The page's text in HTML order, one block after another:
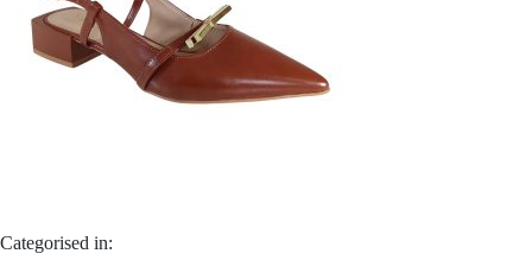
Categorised in: